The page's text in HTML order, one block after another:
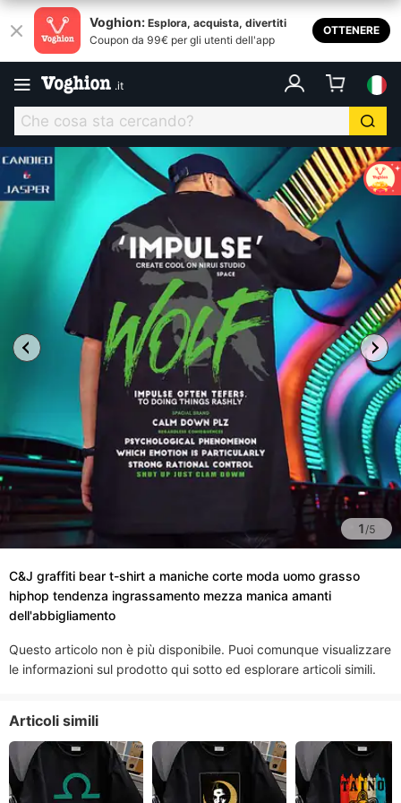
Voghion: Esplora, acquista, divertiti
Coupon da 99€ per gli utenti dell'app
OTTENERE
.it
1/5
C&J graffiti bear t-shirt a maniche corte moda uomo grasso
hiphop tendenza ingrassamento mezza manica amanti
dell'abbigliamento
Questo articolo non è più disponibile. Puoi comunque visualizzare
le informazioni sul prodotto qui sotto ed esplorare articoli simili.
Articoli simili